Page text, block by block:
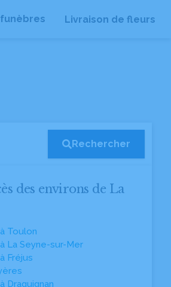
Livraison de fleurs
Rechercher
des environs de La
Toulon
La Seyne-sur-Mer
Fréjus
Draguignan